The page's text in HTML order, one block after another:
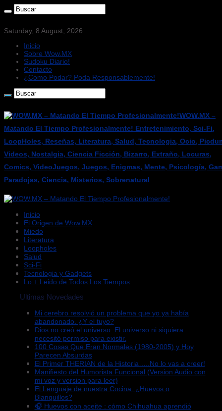
Saturday, 8 August, 2026
Inicio
Sobre Wow.MX
Sudoku Diario!
Contacto
¿Como Podar? Poda Responsablemente!
WOW.MX –
Matando El Tiempo Profesionalmente! Entretenimiento, Sci-Fi,
LoopHoles, Reseñas, Literatura, Salud, Tecnologia, Ocio,
Videos, Nostalgia, Ciencia Ficción, Bizarro, Extraño, Locuras,
Comics, VideoJuegos, Juegos, Enigmas, Mente, Psicología,
Paradojas, Ciencia, Misterios, Sobrenatural
Inicio
El Origen de Wow.MX
Miedo
Literatura
Loopholes
Salud
Sci-Fi
Tecnologia y Gadgets
Lo + Leido de Todos Los Tiempos
Ultimas Novedades
Mi cerebro resolvió un problema que yo ya había
abandonado. ¿Y el tuyo?
Dios no creó el universo. El universo ni siquiera
necesitó permiso para existir.
100 Cosas Que Eran Normales (1980-2005) y Hoy
Parecen Absurdas
El Primer THERIAN de la Historia…..No lo vas a creer!
Manifiesto del Humorista Funcional (Version Audio con
mi voz y version para leer)
El Lenguaje de nuestra Cocina: ¿Huevos o
Blanquillos?
🎧 Huevos con aceite : cómo Chihuahua aprendió